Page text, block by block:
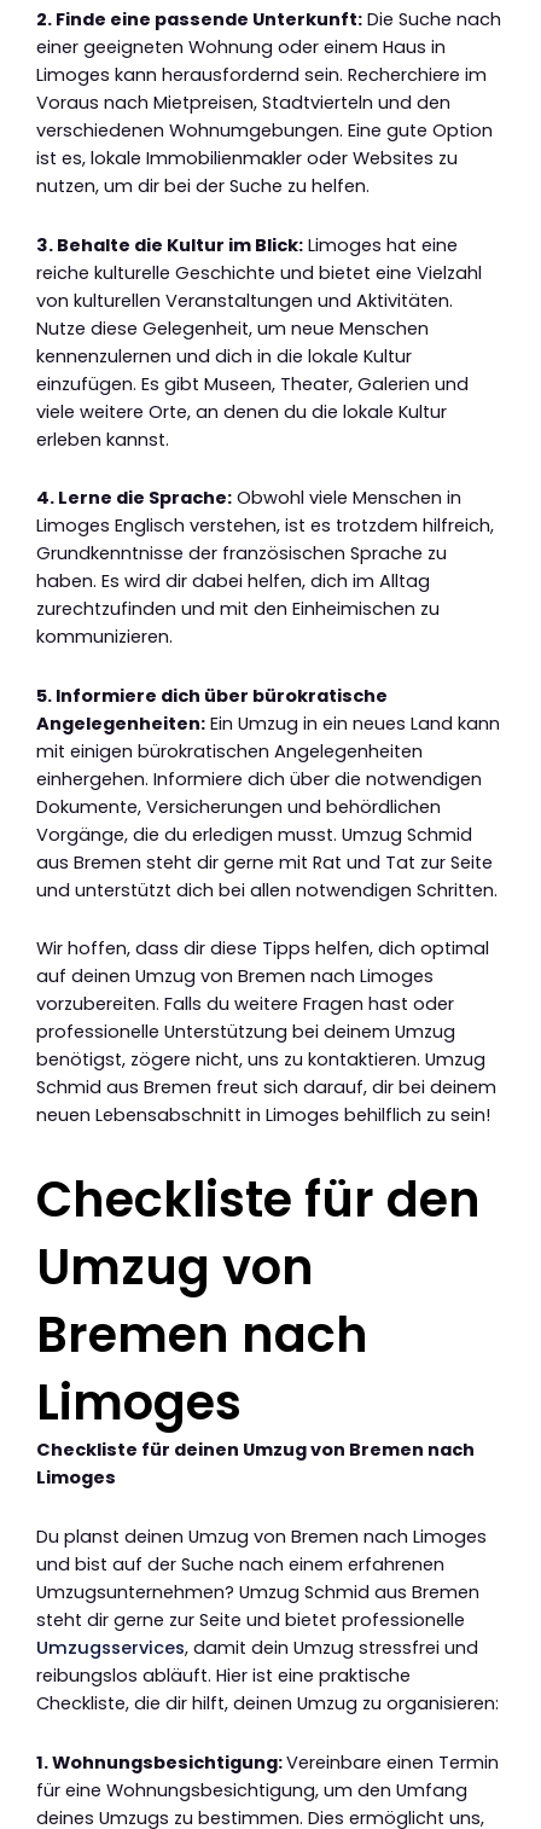
2. Finde eine passende Unterkunft: Die Suche nach
einer geeigneten Wohnung oder einem Haus in
Limoges kann herausfordernd sein. Recherchiere im
Voraus nach Mietpreisen, Stadtvierteln und den
verschiedenen Wohnumgebungen. Eine gute Option
ist es, lokale Immobilienmakler oder Websites zu
nutzen, um dir bei der Suche zu helfen.
3. Behalte die Kultur im Blick: Limoges hat eine
reiche kulturelle Geschichte und bietet eine Vielzahl
von kulturellen Veranstaltungen und Aktivitäten.
Nutze diese Gelegenheit, um neue Menschen
kennenzulernen und dich in die lokale Kultur
einzufügen. Es gibt Museen, Theater, Galerien und
viele weitere Orte, an denen du die lokale Kultur
erleben kannst.
4. Lerne die Sprache: Obwohl viele Menschen in
Limoges Englisch verstehen, ist es trotzdem hilfreich,
Grundkenntnisse der französischen Sprache zu
haben. Es wird dir dabei helfen, dich im Alltag
zurechtzufinden und mit den Einheimischen zu
kommunizieren.
5. Informiere dich über bürokratische
Angelegenheiten: Ein Umzug in ein neues Land kann
mit einigen bürokratischen Angelegenheiten
einhergehen. Informiere dich über die notwendigen
Dokumente, Versicherungen und behördlichen
Vorgänge, die du erledigen musst. Umzug Schmid
aus Bremen steht dir gerne mit Rat und Tat zur Seite
und unterstützt dich bei allen notwendigen Schritten.
Wir hoffen, dass dir diese Tipps helfen, dich optimal
auf deinen Umzug von Bremen nach Limoges
vorzubereiten. Falls du weitere Fragen hast oder
professionelle Unterstützung bei deinem Umzug
benötigst, zögere nicht, uns zu kontaktieren. Umzug
Schmid aus Bremen freut sich darauf, dir bei deinem
neuen Lebensabschnitt in Limoges behilflich zu sein!
Checkliste für den
Umzug von
Bremen nach
Limoges
Checkliste für deinen Umzug von Bremen nach
Limoges
Du planst deinen Umzug von Bremen nach Limoges
und bist auf der Suche nach einem erfahrenen
Umzugsunternehmen? Umzug Schmid aus Bremen
steht dir gerne zur Seite und bietet professionelle
Umzugsservices, damit dein Umzug stressfrei und
reibungslos abläuft. Hier ist eine praktische
Checkliste, die dir hilft, deinen Umzug zu organisieren:
1. Wohnungsbesichtigung:Vereinbare einen Termin
für eine Wohnungsbesichtigung, um den Umfang
deines Umzugs zu bestimmen. Dies ermöglicht uns,